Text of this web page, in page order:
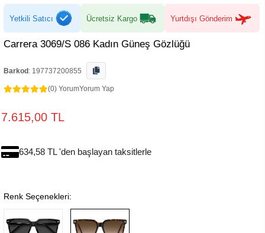
Yetkili Satıcı Ücretsiz Kargo Yurtdışı Gönderim
Carrera 3069/S 086 Kadın Güneş Gözlüğü
Barkod : 197737200855
(0) YorumYorum Yap
7.615,00 TL
634,58 TL 'den başlayan taksitlerle
Renk Seçenekleri: